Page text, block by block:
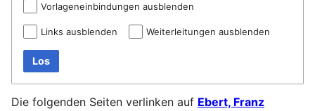
Vorlageneinbindungen ausblenden
Links ausblenden Weiterleitungen ausblenden
Los
Die folgenden Seiten verlinken auf Ebert, Franz